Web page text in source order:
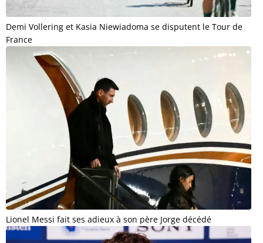
Demi Vollering et Kasia Niewiadoma se disputent le Tour de
France
Lionel Messi fait ses adieux à son père Jorge décédé